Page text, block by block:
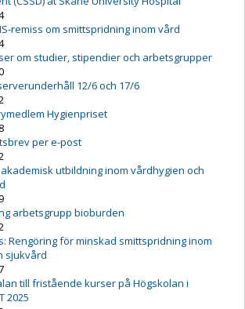
remiss om smittspridning inom vård
om studier, stipendier och arbetsgrupper
12/6 och 17/6
Hygienpriset
per e-post
utbildning inom vårdhygien och
arbetsgrupp bioburden
Rengöring för minskad smittspridning inom
sjukvård
till fristående kurser på Högskolan i
2025